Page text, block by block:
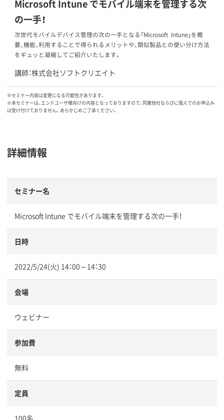
Microsoft Intune でモバイル端末を管理する次
の一手！
次世代モバイルデバイス管理の次の一手となる「Microsoft Intune」を概
要、機能、利用することで得られるメリットや、類似製品との使い分け方法
をギュッと凝縮してご紹介いたします。
講師：株式会社ソフトクリエイト
※セミナー内容は変更になる可能性があります。
※本セミナーは、エンドユーザ様向けの内容となっておりますので、同業他社ならびに個人でのお申込み
は受け付けておりません。あらかじめご了承ください。
詳細情報
セミナー名
Microsoft Intune でモバイル端末を管理する次の一手！
日時
2022/5/24(火) 14：00～14：30
会場
ウェビナー
参加費
無料
定員
100名